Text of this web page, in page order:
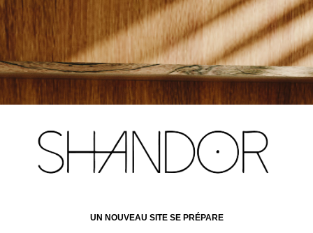
UN NOUVEAU SITE SE PRÉPARE